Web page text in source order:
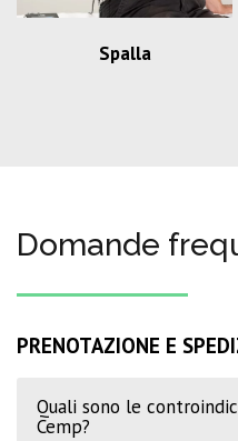
Spalla
Domande
PRENOTAZIONE E
Quali sono le
Cemp?